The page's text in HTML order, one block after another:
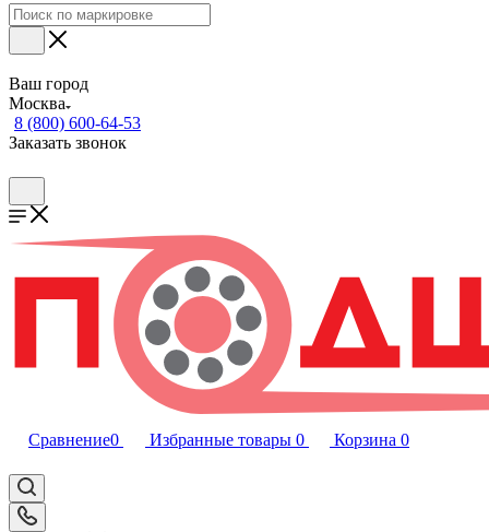
Ваш город
Москва
8 (800) 600-64-53
Заказать звонок
Сравнение0 Избранные товары 0 Корзина 0